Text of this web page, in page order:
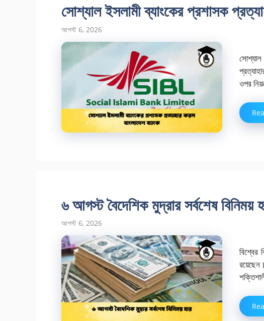
সোশ্যাল ইসলামী ব্যাংকের প্রশাসক
আগস্ট 6, 2026
ওপর
৬ আগস্ট বৈদেশিক মুদ্রার সর্বশেষ বিনিময়
আগস্ট 6, 2026
বিশ্বের